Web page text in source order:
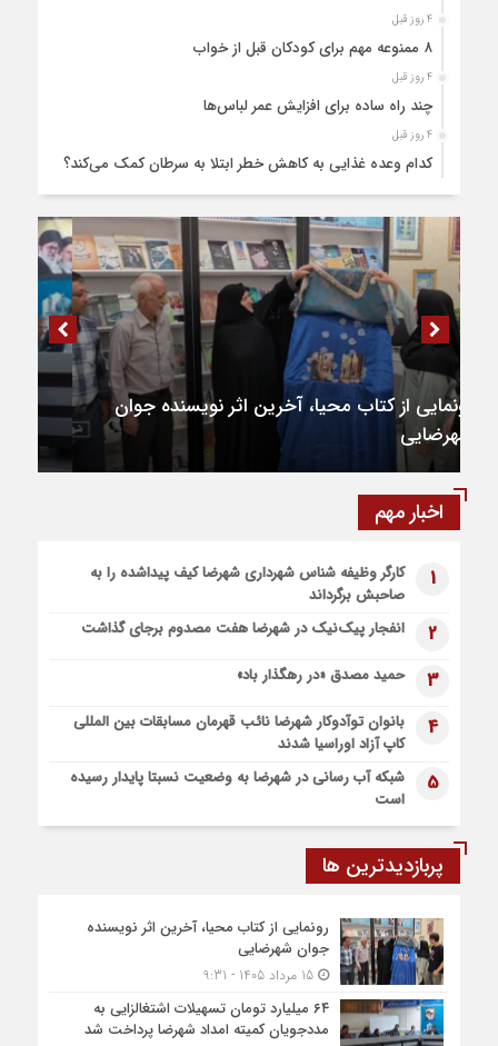
4 روز قبل
۸ ممنوعه مهم برای کودکان قبل از خواب
4 روز قبل
چند راه ساده برای افزایش عمر لباس‌ها
4 روز قبل
کدام وعده غذایی به کاهش خطر ابتلا به سرطان کمک می‌کند؟
4 روز قبل
۲۸۰ میلیارد تومان اعتبار به تکمیل میدان بسیج شهرضا اختصاص
یافت
5 روز قبل
۹ طرح عمرانی در دوره ششم شوراهای شهر در شهرضا تکمیل شد
5 روز قبل
۹۱۰ تن قیر برای آسفالت جاده های کشاورزی شهرضا و دهاقان
اختصاص یافت
5 روز قبل
نخستین مرکز هوش مصنوعی و کسب‌ و کار خلاق شهرستان
شهرضا افتتاح شد
پیاده روی اربعین، ادامه نهضت حسینی است
اعزام موکب بقیه الله الاعظم (عج) از شهرضا به نجف اشرف
قطار زیارتی مشهد مقدس در مسیر شهرضا و دهاقان قرار گرفت
۶۴ میلیارد تومان تسهیلات اشتغالزایی به
مددجویان کمیته امداد شهرضا پرداخت شد
اخبار مهم
1
کارگر وظیفه شناس شهرداری شهرضا کیف پیداشده را به
صاحبش برگرداند
2 انفجار پیک‌نیک در شهرضا هفت مصدوم برجای گذاشت
3 حمید مصدق «در رهگذار باد»
4
بانوان توآدوکار شهرضا نائب قهرمان مسابقات بین المللی
کاپ آزاد اوراسیا شدند
5
شبکه آب رسانی در شهرضا به وضعیت نسبتا پایدار رسیده
است
پربازدیدترین ها
رونمایی از کتاب محیا، آخرین اثر نویسنده
جوان شهرضایی
15 مرداد 1405 - 9:31
۶۴ میلیارد تومان تسهیلات اشتغالزایی به
مددجویان کمیته امداد شهرضا پرداخت شد